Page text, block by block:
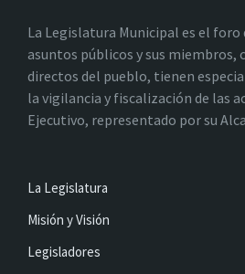
La Legislatura Municipal es el foro
asuntos públicos y sus
directos del pueblo, tienen
la vigilancia y fiscalización de las
Ejecutivo, representado por su
La Legislatura
Misión y Visión
Legisladores